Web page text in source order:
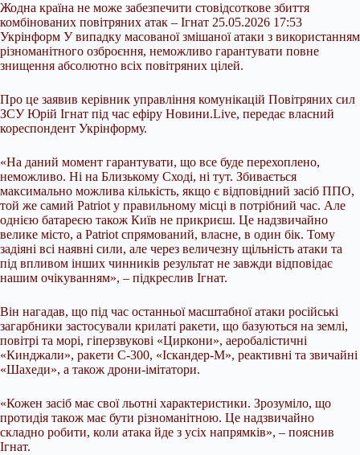
Жодна країна не може забезпечити стовідсоткове збиття
комбінованих повітряних атак – Ігнат 25.05.2026 17:53
Укрінформ У випадку масованої змішаної атаки з використанням
різноманітного озброєння, неможливо гарантувати повне
знищення абсолютно всіх повітряних цілей.
Про це заявив керівник управління комунікацій Повітряних сил
ЗСУ Юрій Ігнат під час ефіру Новини.Live, передає власний
кореспондент Укрінформу.
«На даний момент гарантувати, що все буде перехоплено,
неможливо. Ні на Близькому Сході, ні тут. Збивається
максимально можлива кількість, якщо є відповідний засіб ППО,
той же самий Patriot у правильному місці в потрібний час. Але
однією батареєю також Київ не прикриєш. Це надзвичайно
велике місто, а Patriot спрямований, власне, в один бік. Тому
задіяні всі наявні сили, але через величезну щільність атаки та
під впливом інших чинників результат не завжди відповідає
нашим очікуванням», – підкреслив Ігнат.
Він нагадав, що під час останньої масштабної атаки російські
загарбники застосували крилаті ракети, що базуються на землі,
повітрі та морі, гіперзвукові «Циркони», аеробалістичні
«Кинджали», ракети С-300, «Іскандер-М», реактивні та звичайні
«Шахеди», а також дрони-імітатори.
«Кожен засіб має свої льотні характеристики. Зрозуміло, що
протидія також має бути різноманітною. Це надзвичайно
складно робити, коли атака йде з усіх напрямків», – пояснив
Ігнат.